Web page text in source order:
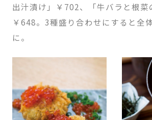
出汁漬け」￥702、「牛バラと根菜
￥648。3種盛り合わせにすると全
に。